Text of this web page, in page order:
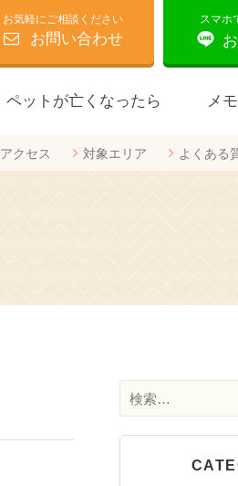
お気軽にご相談ください
お問い合わせ
スマホ
ペットが亡くなったら メ
アクセス 対象エリア よくある